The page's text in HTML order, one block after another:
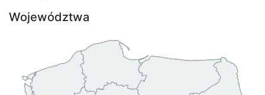
Województwa